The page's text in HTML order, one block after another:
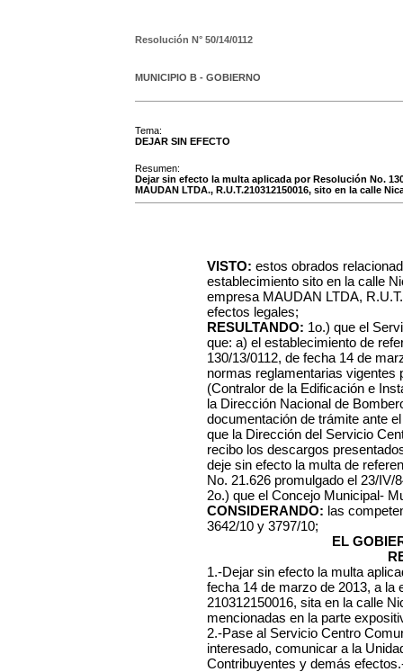
Resolución N° 50/14/0112
MUNICIPIO B - GOBIERNO
Tema:
DEJAR SIN EFECTO
Resumen:
Dejar sin efecto la multa aplicada por Resolución No.
MAUDAN LTDA., R.U.T.210312150016, sito en la calle
VISTO: estos obrados
establecimiento sito en la calle
empresa MAUDAN LTDA,
efectos legales;
RESULTANDO: 1o.) que el
que: a) el establecimiento de
130/13/0112, de fecha 14 de
normas reglamentarias vigentes
(Contralor de la Edificación e
la Dirección Nacional de
documentación de trámite ante
que la Dirección del Servicio
recibo los descargos
deje sin efecto la multa de
No. 21.626 promulgado el 23/IV/
2o.) que el Concejo Municipal-
CONSIDERANDO: las
3642/10 y 3797/10;
EL
1.-Dejar sin efecto la multa
fecha 14 de marzo de 2013, a la
210312150016, sita en la calle
mencionadas en la parte
2.-Pase al Servicio Centro
interesado, comunicar a la
Contribuyentes y demás